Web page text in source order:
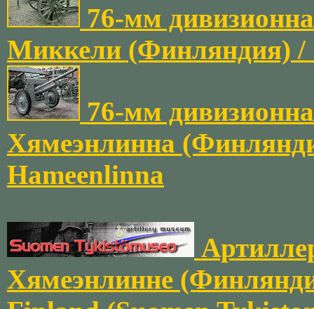
76-мм
Миккели (Финляндия) /
76-мм
Хямеэнлинна
Hameenlinna
Хямеэнлинне